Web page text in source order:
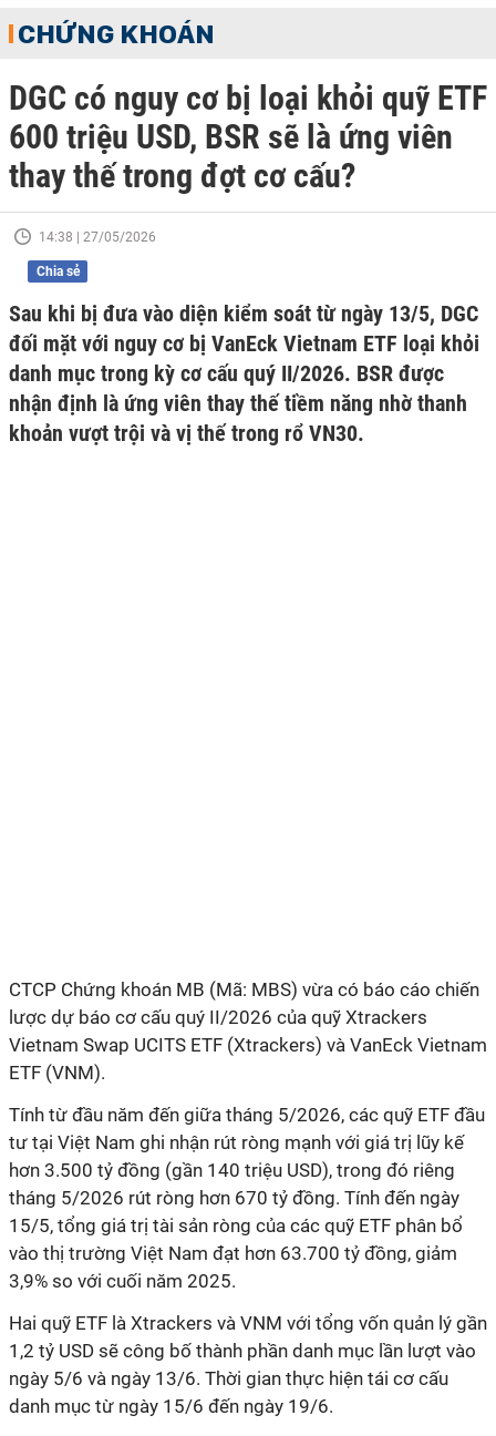
CHỨNG KHOÁN
DGC có nguy cơ bị loại khỏi quỹ ETF
600 triệu USD, BSR sẽ là ứng viên
thay thế trong đợt cơ cấu?
14:38 | 27/05/2026
Chia sẻ
Sau khi bị đưa vào diện kiểm soát từ ngày 13/5, DGC
đối mặt với nguy cơ bị VanEck Vietnam ETF loại khỏi
danh mục trong kỳ cơ cấu quý II/2026. BSR được
nhận định là ứng viên thay thế tiềm năng nhờ thanh
khoản vượt trội và vị thế trong rổ VN30.
CTCP Chứng khoán MB (Mã: MBS) vừa có báo cáo chiến
lược dự báo cơ cấu quý II/2026 của quỹ Xtrackers
Vietnam Swap UCITS ETF (Xtrackers) và VanEck Vietnam
ETF (VNM).
Tính từ đầu năm đến giữa tháng 5/2026, các quỹ ETF đầu
tư tại Việt Nam ghi nhận rút ròng mạnh với giá trị lũy kế
hơn 3.500 tỷ đồng (gần 140 triệu USD), trong đó riêng
tháng 5/2026 rút ròng hơn 670 tỷ đồng. Tính đến ngày
15/5, tổng giá trị tài sản ròng của các quỹ ETF phân bổ
vào thị trường Việt Nam đạt hơn 63.700 tỷ đồng, giảm
3,9% so với cuối năm 2025.
Hai quỹ ETF là Xtrackers và VNM với tổng vốn quản lý gần
1,2 tỷ USD sẽ công bố thành phần danh mục lần lượt vào
ngày 5/6 và ngày 13/6. Thời gian thực hiện tái cơ cấu
danh mục từ ngày 15/6 đến ngày 19/6.